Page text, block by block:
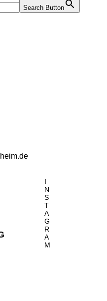
Search Button
I
N
S
T
A
G
R
A
M